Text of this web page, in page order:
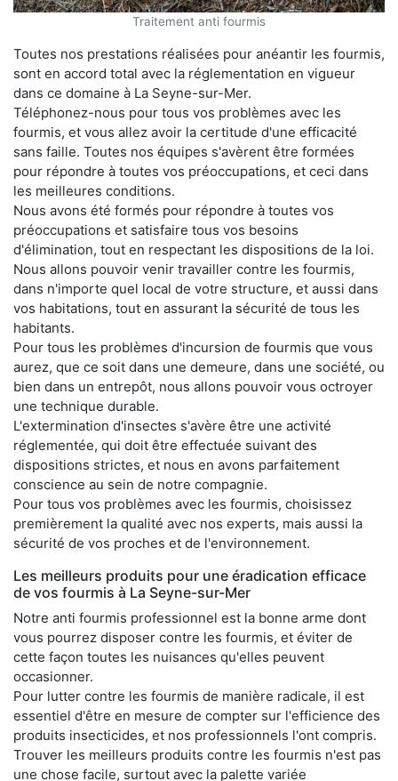
Traitement anti fourmis
Toutes nos prestations réalisées pour anéantir les fourmis,
sont en accord total avec la réglementation en vigueur
dans ce domaine à La Seyne-sur-Mer.
Téléphonez-nous pour tous vos problèmes avec les
fourmis, et vous allez avoir la certitude d'une efficacité
sans faille. Toutes nos équipes s'avèrent être formées
pour répondre à toutes vos préoccupations, et ceci dans
les meilleures conditions.
Nous avons été formés pour répondre à toutes vos
préoccupations et satisfaire tous vos besoins
d'élimination, tout en respectant les dispositions de la loi.
Nous allons pouvoir venir travailler contre les fourmis,
dans n'importe quel local de votre structure, et aussi dans
vos habitations, tout en assurant la sécurité de tous les
habitants.
Pour tous les problèmes d'incursion de fourmis que vous
aurez, que ce soit dans une demeure, dans une société, ou
bien dans un entrepôt, nous allons pouvoir vous octroyer
une technique durable.
L'extermination d'insectes s'avère être une activité
réglementée, qui doit être effectuée suivant des
dispositions strictes, et nous en avons parfaitement
conscience au sein de notre compagnie.
Pour tous vos problèmes avec les fourmis, choisissez
premièrement la qualité avec nos experts, mais aussi la
sécurité de vos proches et de l'environnement.
Les meilleurs produits pour une éradication efficace
de vos fourmis à La Seyne-sur-Mer
Notre anti fourmis professionnel est la bonne arme dont
vous pourrez disposer contre les fourmis, et éviter de
cette façon toutes les nuisances qu'elles peuvent
occasionner.
Pour lutter contre les fourmis de manière radicale, il est
essentiel d'être en mesure de compter sur l'efficience des
produits insecticides, et nos professionnels l'ont compris.
Trouver les meilleurs produits contre les fourmis n'est pas
une chose facile, surtout avec la palette variée